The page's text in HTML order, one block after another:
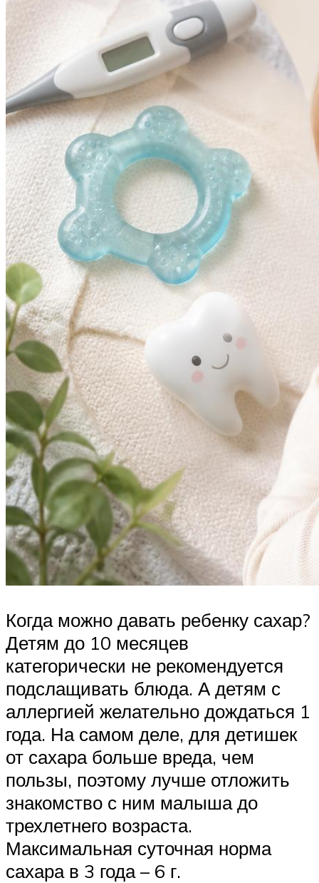
Когда можно давать ребенку сахар?
Детям до 10 месяцев
категорически не рекомендуется
подслащивать блюда. А детям с
аллергией желательно дождаться 1
года. На самом деле, для детишек
от сахара больше вреда, чем
пользы, поэтому лучше отложить
знакомство с ним малыша до
трехлетнего возраста.
Максимальная суточная норма
сахара в 3 года – 6 г.